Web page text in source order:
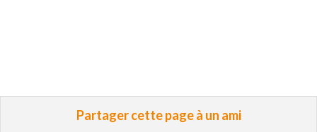
Partager cette page à un ami